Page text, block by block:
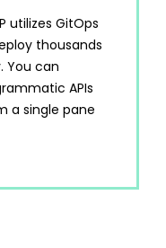
utilizes GitOps
thousands
You can
APIs
a single pane